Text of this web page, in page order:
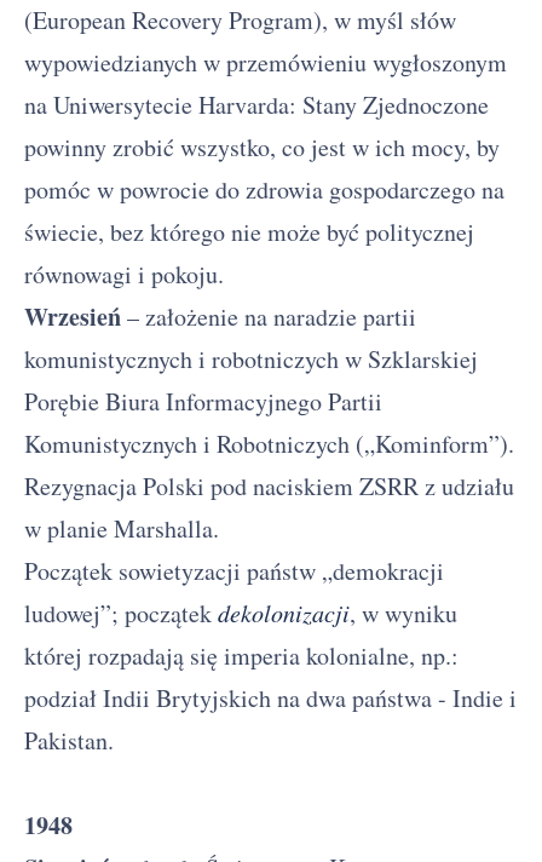
(European Recovery Program), w myśl słów
wypowiedzianych w przemówieniu wygłoszonym
na Uniwersytecie Harvarda: Stany Zjednoczone
powinny zrobić wszystko, co jest w ich mocy, by
pomóc w powrocie do zdrowia gospodarczego na
świecie, bez którego nie może być politycznej
równowagi i pokoju.
Wrzesień– założenie na naradzie partii
komunistycznych i robotniczych w Szklarskiej
Porębie Biura Informacyjnego Partii
Komunistycznych i Robotniczych („Kominform”).
Rezygnacja Polski pod naciskiem ZSRR z udziału
w planie Marshalla.
Początek sowietyzacji państw „demokracji
ludowej”; początekdekolonizacji, w wyniku
której rozpadają się imperia kolonialne, np.:
podział Indii Brytyjskich na dwa państwa - Indie i
Pakistan.
1948